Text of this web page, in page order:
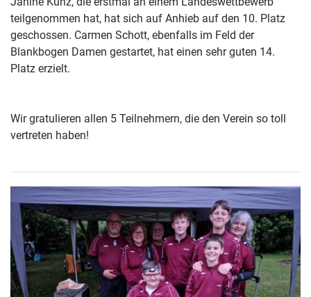
teilgenommen hat, hat sich auf Anhieb auf den 10. Platz
geschossen. Carmen Schott, ebenfalls im Feld der
Blankbogen Damen gestartet, hat einen sehr guten 14.
Platz erzielt.
Wir gratulieren allen 5 Teilnehmern, die den Verein so toll
vertreten haben!